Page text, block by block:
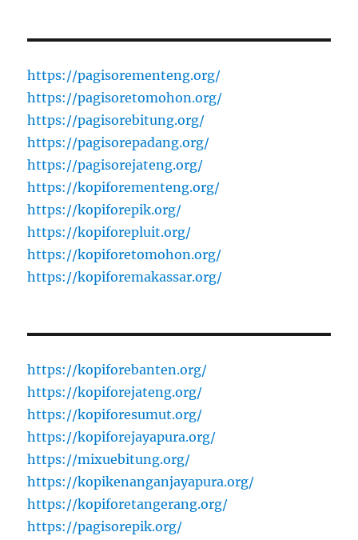
https://pagisorementeng.org/
https://pagisoretomohon.org/
https://pagisorebitung.org/
https://pagisorepadang.org/
https://pagisorejateng.org/
https://kopiforementeng.org/
https://kopiforepik.org/
https://kopiforepluit.org/
https://kopiforetomohon.org/
https://kopiforemakassar.org/
https://kopiforebanten.org/
https://kopiforejateng.org/
https://kopiforesumut.org/
https://kopiforejayapura.org/
https://mixuebitung.org/
https://kopikenanganjayapura.org/
https://kopiforetangerang.org/
https://pagisorepik.org/